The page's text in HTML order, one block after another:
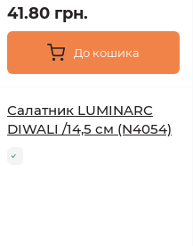
41.80 грн.
До кошика
Салатник LUMINARC
DIWALI /14,5 см (N4054)